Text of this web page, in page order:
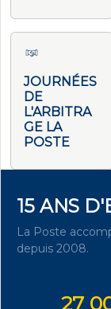
JOURNÉES
DE
L'ARBITRA
GE LA
POSTE
15 ANS
La Poste
depuis 2008.
27